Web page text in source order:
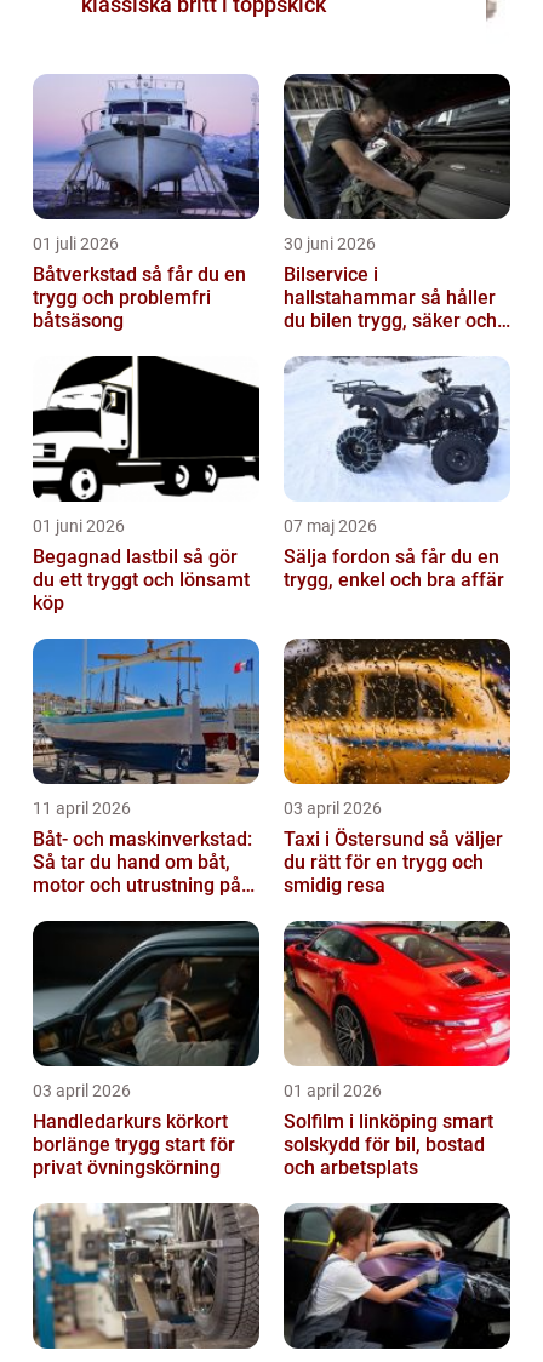
01 juli 2026
Båtverkstad så får du en
trygg och problemfri
båtsäsong
30 juni 2026
Bilservice i
hallstahammar så håller
du bilen trygg, säker och
01 juni 2026
Begagnad lastbil så gör
du ett tryggt och lönsamt
köp
07 maj 2026
Sälja fordon så får du en
trygg, enkel och bra affär
11 april 2026
Båt- och maskinverkstad:
Så tar du hand om båt,
motor och utrustning på
03 april 2026
Taxi i Östersund så väljer
du rätt för en trygg och
smidig resa
03 april 2026
Handledarkurs körkort
borlänge trygg start för
privat övningskörning
01 april 2026
Solfilm i linköping smart
solskydd för bil, bostad
och arbetsplats